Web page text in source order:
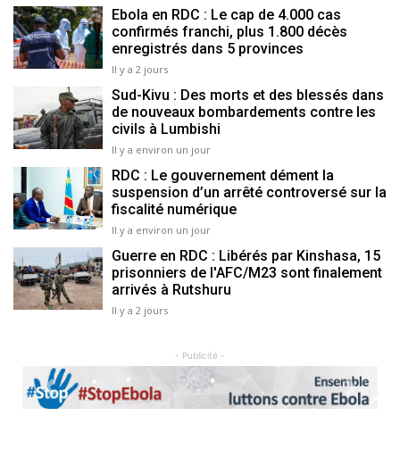
Ebola en RDC : Le cap de 4.000 cas
confirmés franchi, plus 1.800 décès
enregistrés dans 5 provinces
Il y a 2 jours
Sud-Kivu : Des morts et des blessés dans
de nouveaux bombardements contre les
civils à Lumbishi
Il y a environ un jour
RDC : Le gouvernement dément la
suspension d’un arrêté controversé sur la
fiscalité numérique
Il y a environ un jour
Guerre en RDC : Libérés par Kinshasa, 15
prisonniers de l'AFC/M23 sont finalement
arrivés à Rutshuru
Il y a 2 jours
- Publicité -
Previous Next